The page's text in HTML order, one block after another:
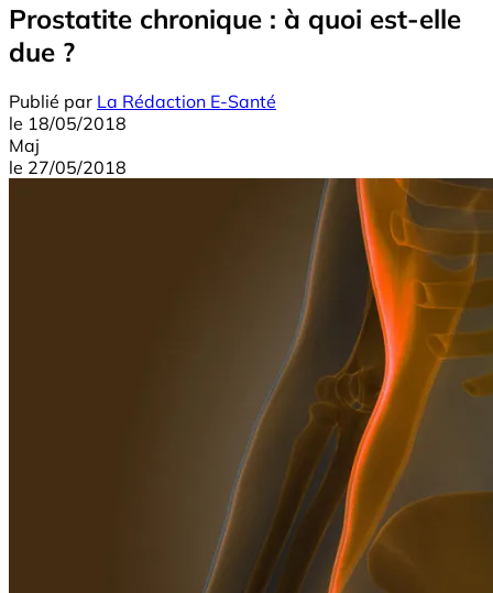
Prostatite chronique : à quoi est-elle
due ?
Publié par La Rédaction E-Santé
le 18/05/2018
Maj
le 27/05/2018